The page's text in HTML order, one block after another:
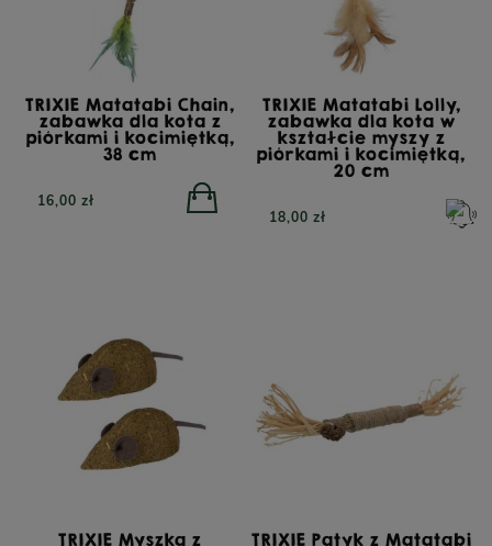
TRIXIE Matatabi Chain,
zabawka dla kota z
piórkami i kocimiętką,
38 cm
16,00 zł
TRIXIE Matatabi Lolly,
zabawka dla kota w
kształcie myszy z
piórkami i kocimiętką,
20 cm
18,00 zł
TRIXIE Myszka z TRIXIE Patyk z Matatabi